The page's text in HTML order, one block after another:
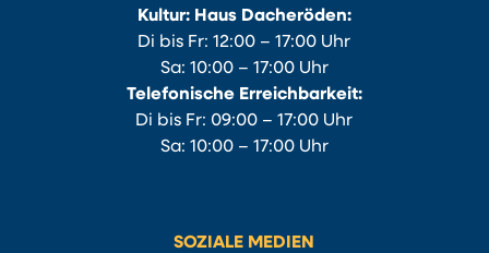
Kultur: Haus Dacheröden:
Di bis Fr: 12:00 – 17:00 Uhr
Sa: 10:00 – 17:00 Uhr
Telefonische Erreichbarkeit:
Di bis Fr: 09:00 – 17:00 Uhr
Sa: 10:00 – 17:00 Uhr
SOZIALE MEDIEN